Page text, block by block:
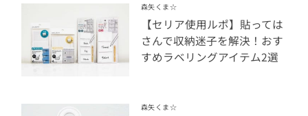
森矢くま☆
【セリア使用ルポ】貼っては
さんで収納迷子を解決！おす
すめラベリングアイテム2選
森矢くま☆